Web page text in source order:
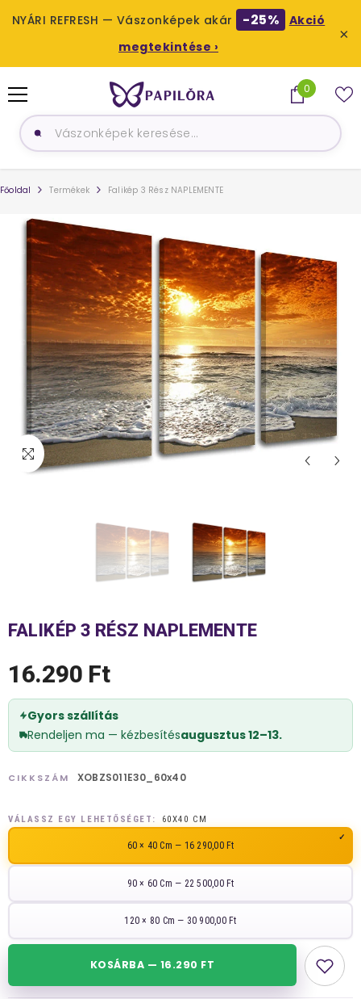
NYÁRI REFRESH — Vászonképek akár -25%
Akció
megtekintése ›
×
0
0
Főoldal Termékek Falikép 3 Rész NAPLEMENTE
FALIKÉP 3 RÉSZ NAPLEMENTE
16.290 Ft
Gyors szállítás
Rendeljen ma — kézbesítésaugusztus 12–13.
CIKKSZÁM XOBZS011E30_60x40
VÁLASSZ EGY LEHETŐSÉGET: 60X40 CM
60 × 40 Cm — 16 290,00 Ft
90 × 60 Cm — 22 500,00 Ft
120 × 80 Cm — 30 900,00 Ft
KOSÁRBA — 16.290 FT